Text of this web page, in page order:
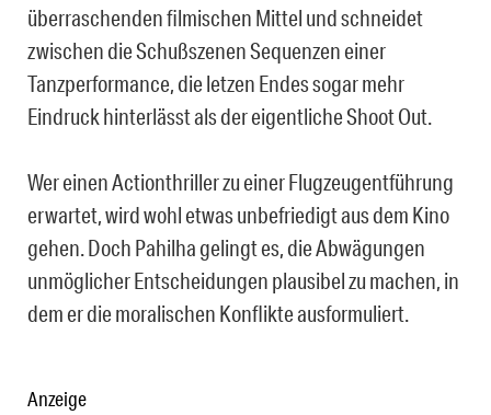
überraschenden filmischen Mittel und schneidet
zwischen die Schußszenen Sequenzen einer
Tanzperformance, die letzen Endes sogar mehr
Eindruck hinterlässt als der eigentliche Shoot Out.
Wer einen Actionthriller zu einer Flugzeugentführung
erwartet, wird wohl etwas unbefriedigt aus dem Kino
gehen. Doch Pahilha gelingt es, die Abwägungen
unmöglicher Entscheidungen plausibel zu machen, in
dem er die moralischen Konflikte ausformuliert.
Anzeige